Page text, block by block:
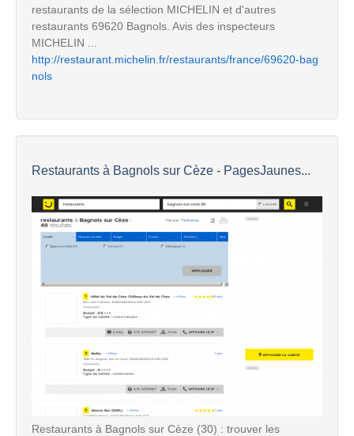
restaurants de la sélection MICHELIN et d'autres
restaurants 69620 Bagnols. Avis des inspecteurs
MICHELIN ...
http://restaurant.michelin.fr/restaurants/france/69620-bag
nols
Restaurants à Bagnols sur Cèze - PagesJaunes...
Restaurants à Bagnols sur Cèze (30) : trouver les